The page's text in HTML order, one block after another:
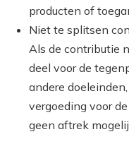
producten of
Niet te splitsen
Als de contributie
deel voor de
andere
vergoeding voor
geen aftrek